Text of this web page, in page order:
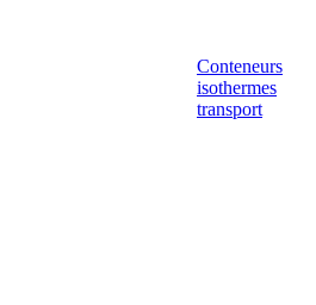
Conteneurs
isothermes
transport